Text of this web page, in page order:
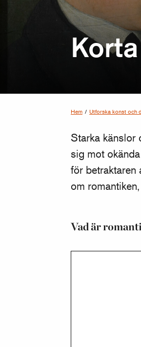
Hem / Utforska konst och
Starka känslor
sig mot
för betraktaren
om
Vad är